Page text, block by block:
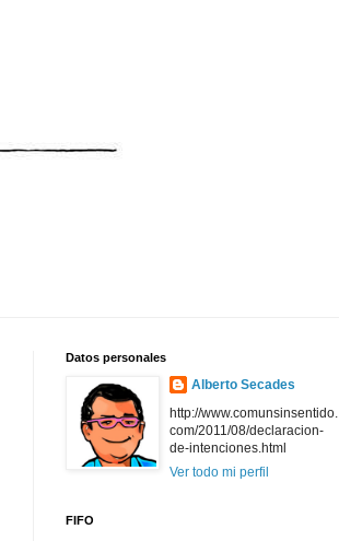
Datos personales
Alberto Secades
http://www.comunsinsentido.
com/2011/08/declaracion-
de-intenciones.html
Ver todo mi perfil
FIFO